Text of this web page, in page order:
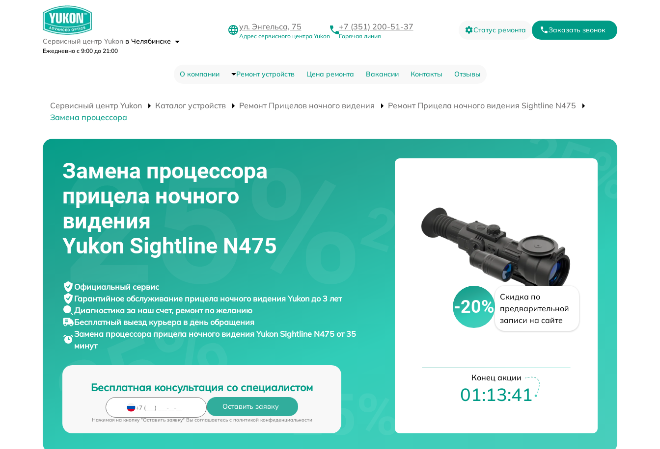
Сервисный центр Yukon в Челябинске
Ежедневно с 9:00 до 21:00
ул. Энгельса, 75
Адрес сервисного центра Yukon
+7 (351) 200-51-37
Горячая линия
Статус ремонта Заказать звонок
О компании Ремонт устройств Цена ремонта Вакансии Контакты Отзывы
Сервисный центр Yukon Каталог устройств Ремонт Прицелов ночного видения
Ремонт Прицела ночного видения Sightline N475
Замена процессора
Замена процессора
прицела ночного
видения
Yukon Sightline N475
Официальный сервис
Гарантийное обслуживание прицела ночного видения Yukon до 3 лет
Диагностика за наш счет, ремонт по желанию
Бесплатный выезд курьера в день обращения
Замена процессора прицела ночного виденияYukon Sightline N475 от 35
минут
Бесплатная консультация со специалистом
Оставить заявку
Нажимая на кнопку "Оставить заявку" Вы соглашаетесь c политикой конфиденциальности
-20%
Скидка по
предварительной
записи на сайте
Конец акции
01:13:40